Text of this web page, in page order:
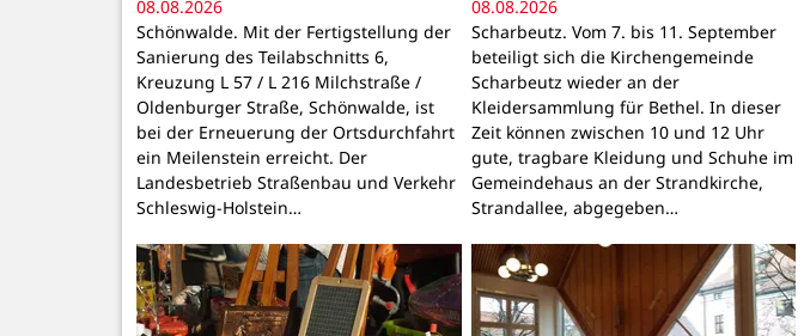
08.08.2026
Schönwalde. Mit der Fertigstellung der
Sanierung des Teilabschnitts 6,
Kreuzung L 57 / L 216 Milchstraße /
Oldenburger Straße, Schönwalde, ist
bei der Erneuerung der Ortsdurchfahrt
ein Meilenstein erreicht. Der
Landesbetrieb Straßenbau und Verkehr
Schleswig-Holstein…
08.08.2026
Scharbeutz. Vom 7. bis 11. September
beteiligt sich die Kirchengemeinde
Scharbeutz wieder an der
Kleidersammlung für Bethel. In dieser
Zeit können zwischen 10 und 12 Uhr
gute, tragbare Kleidung und Schuhe im
Gemeindehaus an der Strandkirche,
Strandallee, abgegeben…